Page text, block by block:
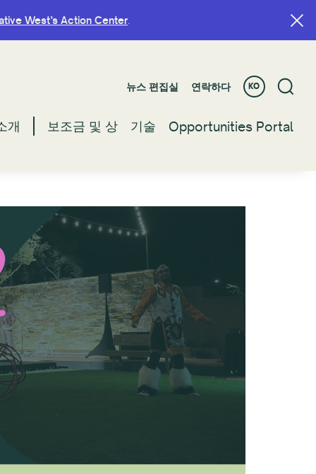
West’s Action Center.
뉴스 편집실 연락하다 KO
개 보조금 및 상 기술 Opportunities Portal
West’s Action Center.
뉴스 편집실 연락하다 KO
개 보조금 및 상 기술 Opportunities Portal